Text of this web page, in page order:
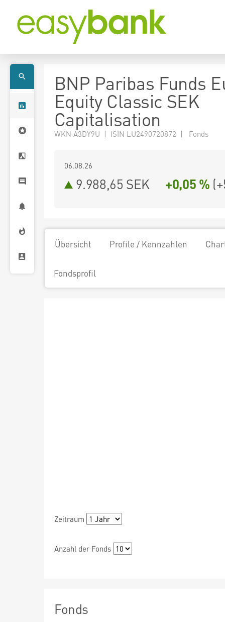
BNP Paribas Funds
Equity Classic SEK
Capitalisation
WKN A3DY9U | ISIN LU2490720872 | Fonds
06.08.26
9.988,65 SEK +0,05 % (
Übersicht Profile / Kennzahlen
Fondsprofil
Zeitraum
Anzahl der Fonds
Fonds